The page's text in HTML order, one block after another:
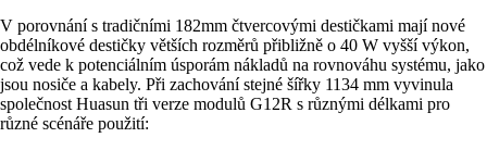
V porovnání s tradičními 182mm čtvercovými destičkami mají nové
obdélníkové destičky větších rozměrů přibližně o 40 W vyšší výkon,
což vede k potenciálním úsporám nákladů na rovnováhu systému, jako
jsou nosiče a kabely. Při zachování stejné šířky 1134 mm vyvinula
společnost Huasun tři verze modulů G12R s různými délkami pro
různé scénáře použití: